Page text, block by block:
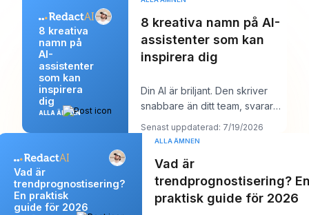
8 kreativa
namn på
AI-
assistenter
som kan
inspirera
dig
ALLA ÄMNEN
8 kreativa namn på AI-
assistenter som kan
inspirera dig
Din AI är briljant. Den skriver
snabbare än ditt team, svarar
tydligt och låter kanske till och
med
Senast uppdaterad: 7/19/2026
Vad är
trendprognostisering?
En praktisk
guide för 2026
ALLA ÄMNEN
Vad är
trendprognostisering?
praktisk guide för 2026